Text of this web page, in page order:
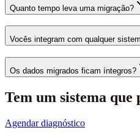
Quanto tempo leva uma migração?
Vocês integram com qualquer
Os dados migrados ficam íntegros?
Tem um sistema que
Agendar diagnóstico